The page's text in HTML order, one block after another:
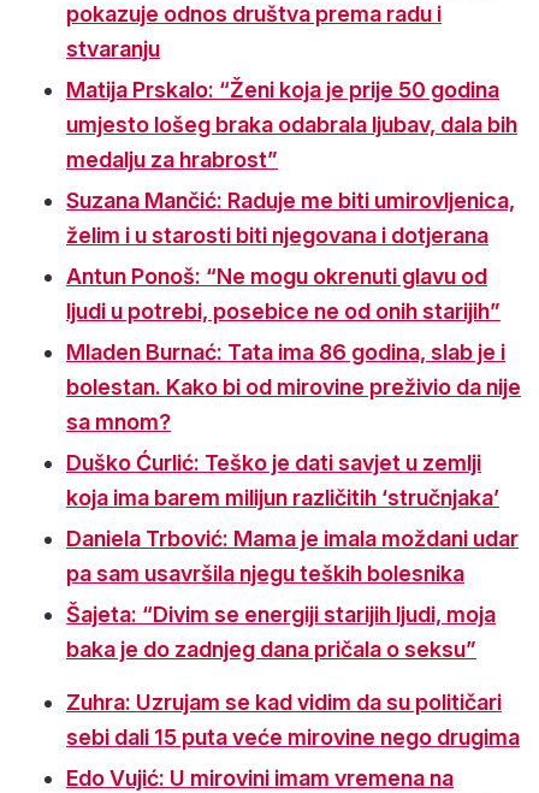
pokazuje odnos društva prema radu i
stvaranju
Matija Prskalo: “Ženi koja je prije 50 godina
umjesto lošeg braka odabrala ljubav, dala bih
medalju za hrabrost”
Suzana Mančić: Raduje me biti umirovljenica,
želim i u starosti biti njegovana i dotjerana
Antun Ponoš: “Ne mogu okrenuti glavu od
ljudi u potrebi, posebice ne od onih starijih”
Mladen Burnać: Tata ima 86 godina, slab je i
bolestan. Kako bi od mirovine preživio da nije
sa mnom?
Duško Ćurlić: Teško je dati savjet u zemlji
koja ima barem milijun različitih ‘stručnjaka’
Daniela Trbović: Mama je imala moždani udar
pa sam usavršila njegu teških bolesnika
Šajeta: “Divim se energiji starijih ljudi, moja
baka je do zadnjeg dana pričala o seksu”
Zuhra: Uzrujam se kad vidim da su političari
sebi dali 15 puta veće mirovine nego drugima
Edo Vujić: U mirovini imam vremena na